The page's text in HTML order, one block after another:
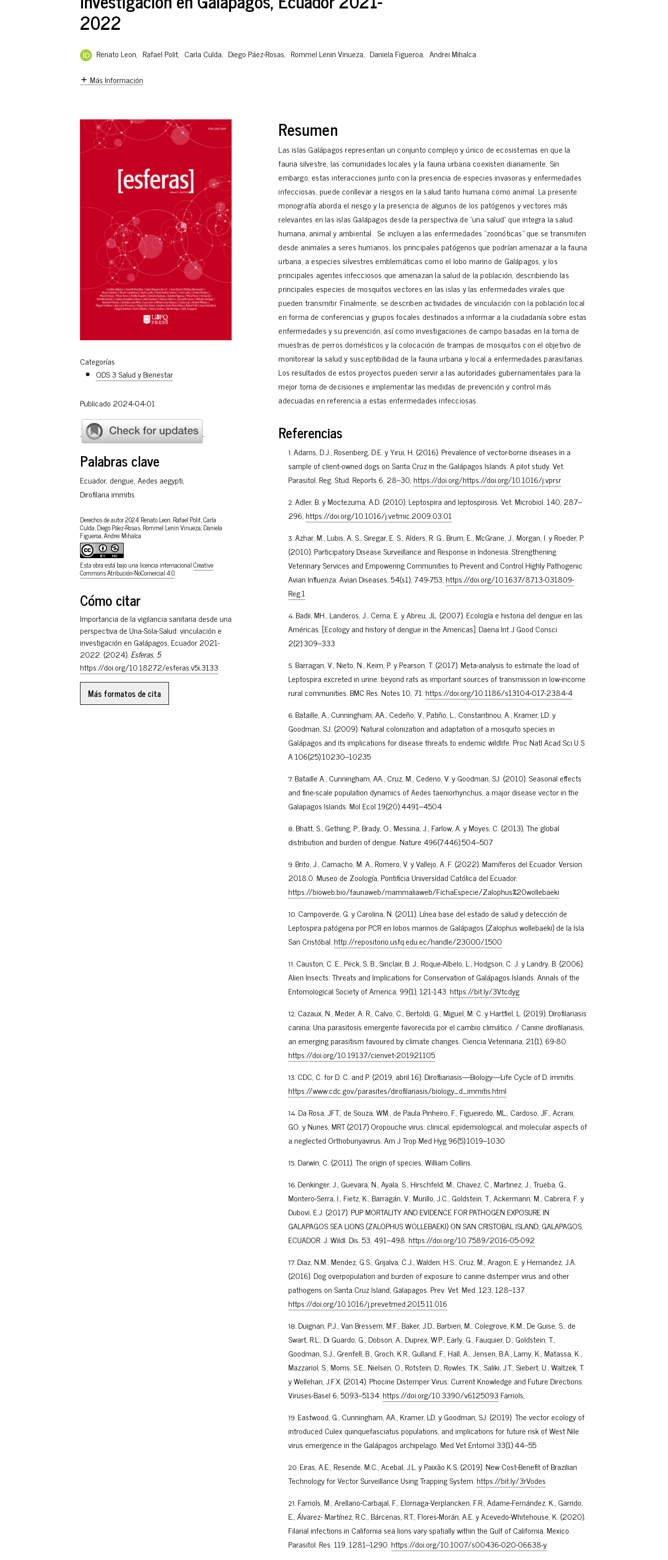
2022
Renato Leon, Rafael Polit, Carla Culda, Diego Páez-Rosas, Rommel Lenin Vinueza, Daniela Figueroa, Andrei Mihalca
Más Información
Categorías
ODS 3 Salud y Bienestar
Publicado 2024-04-01
Palabras clave
Ecuador, dengue, Aedes aegypti,
Dirofilaria immitis
Derechos de autor 2024 Renato Leon, Rafael Polit, Carla
Culda, Diego Páez-Rosas, Rommel Lenin Vinueza, Daniela
Figueroa, Andrei Mihalca
Esta obra está bajo una licencia internacionalCreative
Commons Atribución-NoComercial 4.0.
Cómo citar
Importancia de la vigilancia sanitaria desde una
perspectiva de Una-Sola-Salud: vinculación e
investigación en Galápagos, Ecuador 2021-
2022. (2024). Esferas, 5.
https://doi.org/10.18272/esferas.v5i.3133
Más formatos de cita
Resumen
Las islas Galápagos representan un conjunto complejo y único de ecosistemas en que la
fauna silvestre, las comunidades locales y la fauna urbana coexisten diariamente. Sin
embargo, estas interacciones junto con la presencia de especies invasoras y enfermedades
infecciosas, puede conllevar a riesgos en la salud tanto humana como animal. La presente
monografía aborda el riesgo y la presencia de algunos de los patógenos y vectores más
relevantes en las islas Galápagos desde la perspectiva de "una salud" que integra la salud
humana, animal y ambiental. Se incluyen a las enfermedades "zoonóticas" que se transmiten
desde animales a seres humanos, los principales patógenos que podrían amenazar a la fauna
urbana, a especies silvestres emblemáticas como el lobo marino de Galápagos, y los
principales agentes infecciosos que amenazan la salud de la población, describiendo las
principales especies de mosquitos vectores en las islas y las enfermedades virales que
pueden transmitir. Finalmente, se describen actividades de vinculación con la población local
en forma de conferencias y grupos focales destinados a informar a la ciudadanía sobre estas
enfermedades y su prevención, así como investigaciones de campo basadas en la toma de
muestras de perros domésticos y la colocación de trampas de mosquitos con el objetivo de
monitorear la salud y susceptibilidad de la fauna urbana y local a enfermedades parasitarias.
Los resultados de estos proyectos pueden servir a las autoridades gubernamentales para la
mejor toma de decisiones e implementar las medidas de prevención y control más
adecuadas en referencia a estas enfermedades infecciosas.
Referencias
Adams, D.J., Rosenberg, D.E. y Yirui, H. (2016). Prevalence of vector-borne diseases in a
sample of client-owned dogs on Santa Cruz in the Galápagos Islands: A pilot study. Vet.
Parasitol. Reg. Stud. Reports 6, 28–30,https://doi.org/https://doi.org/10.1016/j.vprsr
Adler, B. y Moctezuma, A.D. (2010). Leptospira and leptospirosis. Vet. Microbiol. 140, 287–
296,https://doi.org/10.1016/j.vetmic.2009.03.01
Azhar, M., Lubis, A. S., Siregar, E. S., Alders, R. G., Brum, E., McGrane, J., Morgan, I. y Roeder, P.
(2010). Participatory Disease Surveillance and Response in Indonesia: Strengthening
Veterinary Services and Empowering Communities to Prevent and Control Highly Pathogenic
Avian Influenza. Avian Diseases, 54(s1), 749-753,https://doi.org/10.1637/8713-031809-
Reg.1
Badii, MH., Landeros, J., Cerna, E. y Abreu, JL. (2007). Ecología e historia del dengue en las
Américas. [Ecology and history of dengue in the Americas]. Daena Int J Good Consci
2(2):309–333
Barragan, V., Nieto, N., Keim, P. y Pearson, T. (2017). Meta-analysis to estimate the load of
Leptospira excreted in urine: beyond rats as important sources of transmission in low-income
rural communities. BMC Res. Notes 10, 71.https://doi.org/10.1186/s13104-017-2384-4
Bataille, A., Cunningham, AA., Cedeño, V., Patiño, L., Constantinou, A., Kramer, LD. y
Goodman, SJ. (2009). Natural colonization and adaptation of a mosquito species in
Galápagos and its implications for disease threats to endemic wildlife. Proc Natl Acad Sci U S
A 106(25):10230–10235
Bataille A., Cunningham, AA., Cruz, M., Cedeno, V. y Goodman, SJ. (2010). Seasonal effects
and fine-scale population dynamics of Aedes taeniorhynchus, a major disease vector in the
Galapagos Islands. Mol Ecol 19(20):4491–4504
Bhatt, S., Gething, P., Brady, O., Messina, J., Farlow, A. y Moyes, C. (2013). The global
distribution and burden of dengue. Nature 496(7446):504–507
Brito, J., Camacho, M. A., Romero, V. y Vallejo, A. F. (2022). Mamíferos del Ecuador. Version
2018.0. Museo de Zoología, Pontificia Universidad Católica del Ecuador.
https://bioweb.bio/faunaweb/mammaliaweb/FichaEspecie/Zalophus%20wollebaeki
Campoverde, G. y Carolina, N. (2011). Línea base del estado de salud y detección de
Leptospira patógena por PCR en lobos marinos de Galápagos (Zalophus wollebaeki) de la Isla
San Cristóbal.http://repositorio.usfq.edu.ec/handle/23000/1500
Causton, C. E., Peck, S. B., Sinclair, B. J., Roque-Albelo, L., Hodgson, C. J. y Landry, B. (2006).
Alien Insects: Threats and Implications for Conservation of Galápagos Islands. Annals of the
Entomological Society of America, 99(1), 121-143.https://bit.ly/3Vtcdyg
Cazaux, N., Meder, A. R., Calvo, C., Bertoldi, G., Miguel, M. C. y Hartfiel, L. (2019). Dirofilariasis
canina: Una parasitosis emergente favorecida por el cambio climático. / Canine dirofilariasis,
an emerging parasitism favoured by climate changes. Ciencia Veterinaria, 21(1), 69-80.
https://doi.org/10.19137/cienvet-201921105
CDC, C. for D. C. and P. (2019, abril 16). Dirofliariasis—Biology—Life Cycle of D. immitis.
https://www.cdc.gov/parasites/dirofilariasis/biology_d_immitis.html
Da Rosa, JFT., de Souza, WM., de Paula Pinheiro, F., Figueiredo, ML., Cardoso, JF., Acrani,
GO. y Nunes, MRT (2017) Oropouche virus: clinical, epidemiological, and molecular aspects of
a neglected Orthobunyavirus. Am J Trop Med Hyg 96(5):1019–1030
Darwin, C. (2011). The origin of species. William Collins.
Denkinger, J., Guevara, N., Ayala, S., Hirschfeld, M., Chavez, C., Martinez, J., Trueba, G.,
Montero-Serra, I., Fietz, K., Barragán, V., Murillo, J.C., Goldstein, T., Ackermann, M., Cabrera, F. y
Dubovi, E.J. (2017). PUP MORTALITY AND EVIDENCE FOR PATHOGEN EXPOSURE IN
GALAPAGOS SEA LIONS (ZALOPHUS WOLLEBAEKI) ON SAN CRISTOBAL ISLAND, GALAPAGOS,
ECUADOR. J. Wildl. Dis. 53, 491–498.https://doi.org/10.7589/2016-05-092
Diaz, N.M., Mendez, G.S., Grijalva, C.J., Walden, H.S., Cruz, M., Aragon, E. y Hernandez, J.A.
(2016). Dog overpopulation and burden of exposure to canine distemper virus and other
pathogens on Santa Cruz Island, Galapagos. Prev. Vet. Med. 123, 128–137.
https://doi.org/10.1016/j.prevetmed.2015.11.016
Duignan, P.J., Van Bressem, M.F., Baker, J.D., Barbieri, M., Colegrove, K.M., De Guise, S., de
Swart, R.L., Di Guardo, G., Dobson, A., Duprex, W.P., Early, G., Fauquier, D., Goldstein, T.,
Goodman, S.J., Grenfell, B., Groch, K.R., Gulland, F., Hall, A., Jensen, B.A., Lamy, K., Matassa, K.,
Mazzariol, S., Morris, S.E., Nielsen, O., Rotstein, D., Rowles, T.K., Saliki, J.T., Siebert, U., Waltzek, T.
y Wellehan, J.F.X. (2014). Phocine Distemper Virus: Current Knowledge and Future Directions.
Viruses-Basel 6, 5093–5134.https://doi.org/10.3390/v6125093Farriols,
Eastwood, G., Cunningham, AA., Kramer, LD. y Goodman, SJ. (2019). The vector ecology of
introduced Culex quinquefasciatus populations, and implications for future risk of West Nile
virus emergence in the Galápagos archipelago. Med Vet Entomol 33(1):44–55
Eiras, A.E., Resende, M.C., Acebal, J.L. y Paixão K.S. (2019). New Cost-Benefit of Brazilian
Technology for Vector Surveillance Using Trapping System.https://bit.ly/3rVodes
Farriols, M., Arellano-Carbajal, F., Elorriaga-Verplancken, F.R., Adame-Fernández, K., Garrido,
E., Álvarez- Martínez, R.C., Bárcenas, R.T., Flores-Morán, A.E. y Acevedo-Whitehouse, K. (2020).
Filarial infections in California sea lions vary spatially within the Gulf of California, Mexico.
Parasitol. Res. 119, 1281–1290.https://doi.org/10.1007/s00436-020-06638-y